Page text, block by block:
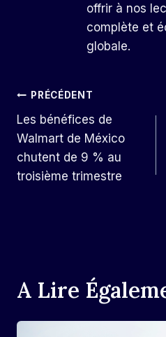
offrir à nos
complète et
globale.
Navigation
De
L’article
PRÉCÉDENT
Les bénéfices de
Walmart de México
chutent de 9 % au
troisième trimestre
A Lire